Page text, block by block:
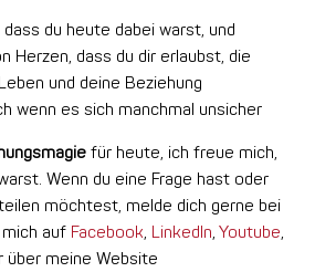
du heute dabei warst, und
Herzen, dass du dir erlaubst, die
und deine Beziehung
wenn es sich manchmal unsicher
für heute, ich freue mich,
Wenn du eine Frage hast oder
möchtest, melde dich gerne bei
auf Facebook, LinkedIn, Youtube,
über meine Website